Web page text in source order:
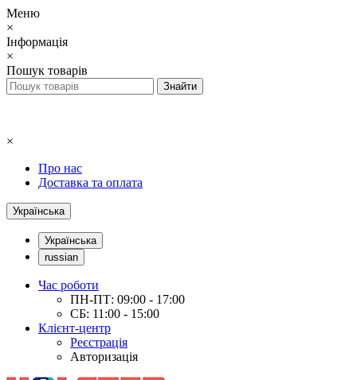
Меню
×
Інформація
×
Пошук товарів
×
Про нас
Доставка та оплата
Українська
Українська
russian
Час роботи
ПН-ПТ: 09:00 - 17:00
СБ: 11:00 - 15:00
Клієнт-центр
Реєстрація
Авторизація